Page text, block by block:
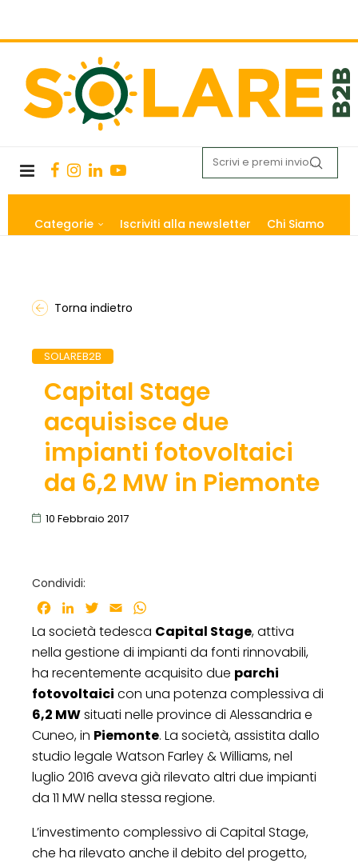
Categorie Iscriviti alla newsletter Chi Siamo
Torna indietro
SOLAREB2B
Capital Stage
acquisisce due
impianti fotovoltaici
da 6,2 MW in Piemonte
10 Febbraio 2017
Condividi:
Facebook
LinkedInTwitter
Email
La società tedesca Capital Stage, attiva
nella gestione di impianti da fonti rinnovabili,
ha recentemente acquisito due parchi
fotovoltaici con una potenza complessiva di
6,2 MWsituati nelle province di Alessandria e
Cuneo, in Piemonte. La società, assistita dallo
studio legale Watson Farley & Williams, nel
luglio 2016 aveva già rilevato altri due impianti
da 11 MW nella stessa regione.
L’investimento complessivo di Capital Stage,
che ha rilevato anche il debito del progetto,